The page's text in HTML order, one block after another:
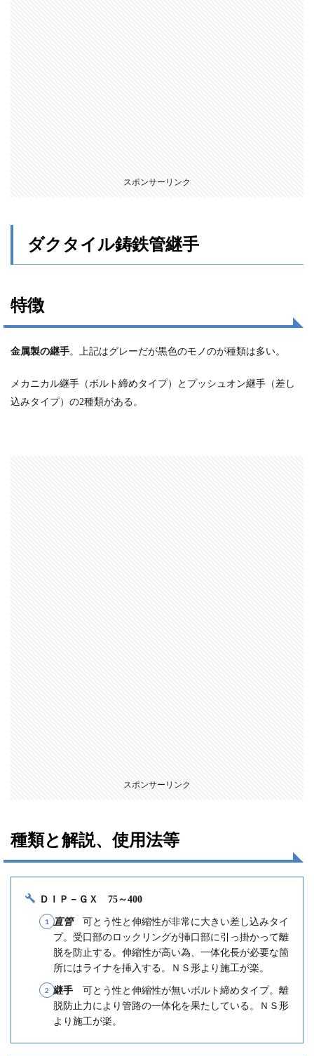
スポンサーリンク
ダクタイル鋳鉄管継手
特徴
金属製の継手。上記はグレーだが黒色のモノのが種類は多い。
メカニカル継手（ボルト締めタイプ） と プッシュオン継手（差し
込みタイプ） の2種類がある。
スポンサーリンク
種類と解説、使用法等
ＤＩＰ－ＧＸ 75～400
直管
可とう性と伸縮性が非常に大きい差し込みタイ
プ。受口部のロックリングが挿口部に引っ掛かって離
脱を防止する。伸縮性が高い為、一体化長が必要な箇
所にはライナを挿入する。
ＮＳ形より施工が楽。
継手 可とう性と伸縮性が無いボルト締めタイプ。離
脱防止力により管路の一体化を果たしている。
ＮＳ形
より施工が楽。